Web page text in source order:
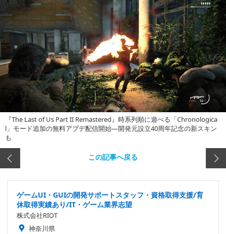
『The Last of Us Part II Remastered』時系列順に遊べる「Chronologica
l」モード追加の無料アプデ配信開始―開発元設立40周年記念の新スキン
も
この記事へ戻る
ゲームUI・GUIの開発サポートスタッフ・資格取得支援/育
休取得実績あり/IT・ゲーム業界志望
株式会社RIOT
神奈川県